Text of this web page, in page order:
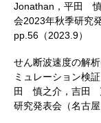
Jonathan，平田
会2023年秋季研究
pp.56（2023.9）
せん断波速度の解
ミュレーション
田 慎之介，吉田
研究発表会（名古